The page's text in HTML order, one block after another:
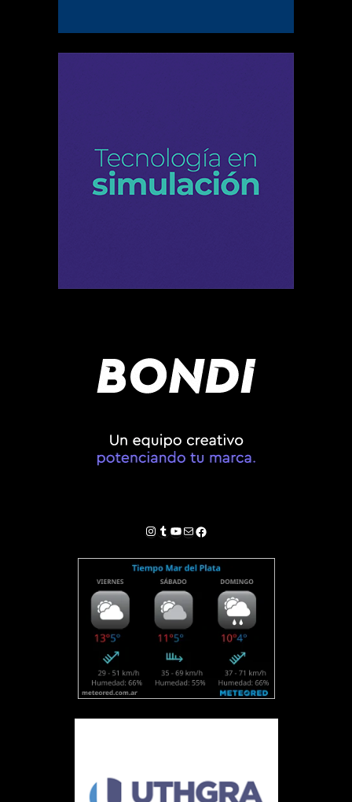
Instagram
Tumblr
YouTube
Correo electrónico
Facebook